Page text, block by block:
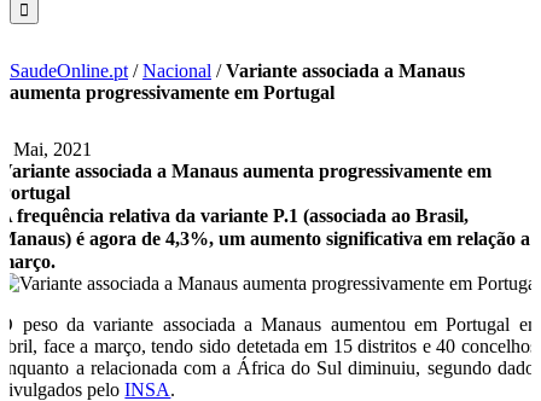
SaudeOnline.pt /Nacional /Variante associada a Manaus
aumenta progressivamente em Portugal
6 Mai, 2021
Variante associada a Manaus aumenta progressivamente em
Portugal
A frequência relativa da variante P.1 (associada ao Brasil,
Manaus) é agora de 4,3%, um aumento significativa em relação a
março.
O peso da variante associada a Manaus aumentou em Portugal em
abril, face a março, tendo sido detetada em 15 distritos e 40 concelhos,
enquanto a relacionada com a África do Sul diminuiu, segundo dados
divulgados peloINSA.